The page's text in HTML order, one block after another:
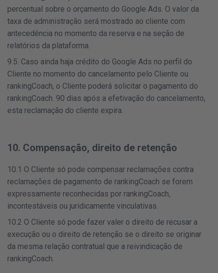
percentual sobre o orçamento do Google Ads. O valor da
taxa de administração será mostrado ao cliente com
antecedência no momento da reserva e na seção de
relatórios da plataforma.
9.5. Caso ainda haja crédito do Google Ads no perfil do
Cliente no momento do cancelamento pelo Cliente ou
rankingCoach, o Cliente poderá solicitar o pagamento do
rankingCoach. 90 dias após a efetivação do cancelamento,
esta reclamação do cliente expira.
10. Compensação, direito de retenção
10.1 O Cliente só pode compensar reclamações contra
reclamações de pagamento de rankingCoach se forem
expressamente reconhecidas por rankingCoach,
incontestáveis ou juridicamente vinculativas.
10.2 O Cliente só pode fazer valer o direito de recusar a
execução ou o direito de retenção se o direito se originar
da mesma relação contratual que a reivindicação de
rankingCoach.